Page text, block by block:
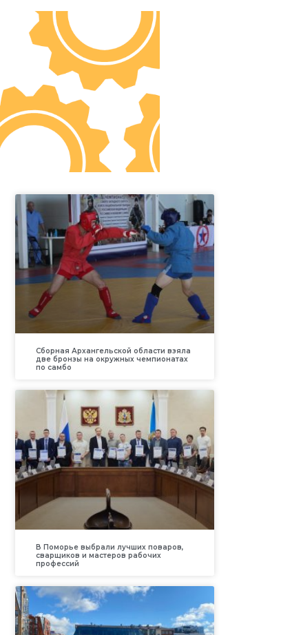
Сборная Архангельской области взяла
две бронзы на окружных чемпионатах
по самбо
В Поморье выбрали лучших поваров,
сварщиков и мастеров рабочих
профессий